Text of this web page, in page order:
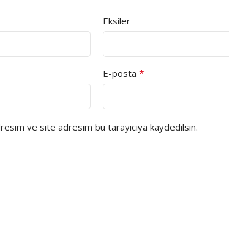
Eksiler
E-posta *
ve site adresim bu tarayıcıya kaydedilsin.